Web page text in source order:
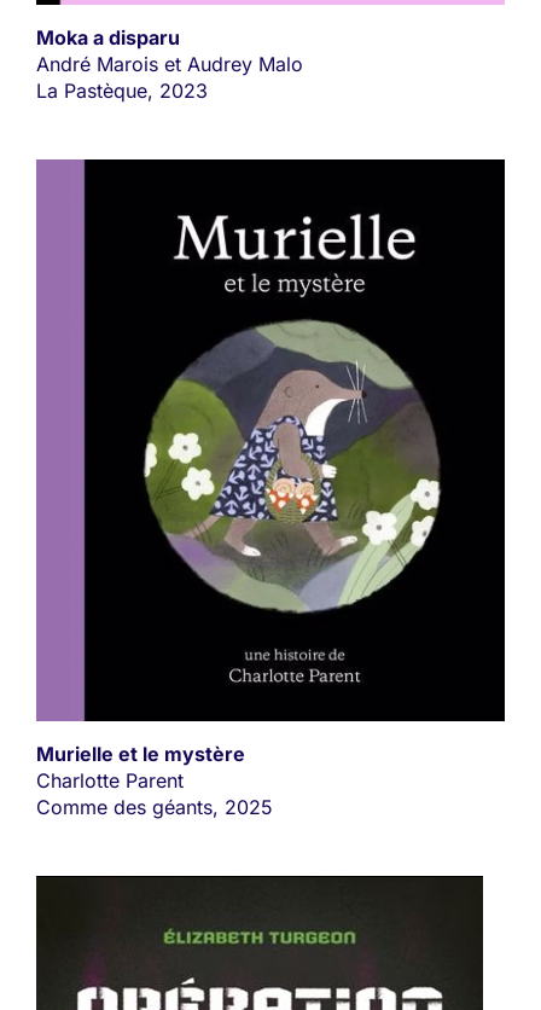
Moka a disparu
André Marois et Audrey Malo
La Pastèque, 2023
Murielle et le mystère
Charlotte Parent
Comme des géants, 2025